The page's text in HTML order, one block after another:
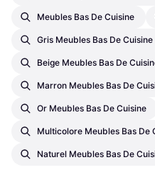
Meubles Bas De Cuisine
Gris Meubles Bas De Cuisine
Beige Meubles Bas De
Marron Meubles Bas De
Or Meubles Bas De Cuisine
Multicolore Meubles Bas De
Naturel Meubles Bas De